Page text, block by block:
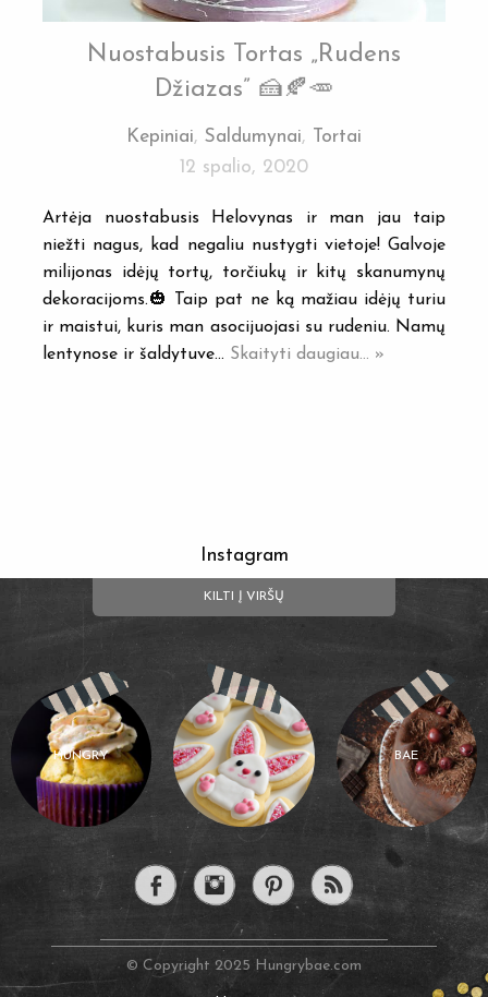
Nuostabusis Tortas „Rudens
Džiazas” 🍰🍂🥕
Kepiniai, Saldumynai,
Tortai
12 spalio, 2020
Artėja nuostabusis Helovynas ir man jau taip
niežti nagus, kad negaliu nustygti vietoje! Galvoje
milijonas idėjų tortų, torčiukų ir kitų skanumynų
dekoracijoms.🎃 Taip pat ne ką mažiau idėjų turiu
ir maistui, kuris man asocijuojasi su rudeniu. Namų
lentynose ir šaldytuve… Skaityti daugiau... »
Instagram
KILTI Į VIRŠŲ
HUNGRY BAE
© Copyright 2025 Hungrybae.com